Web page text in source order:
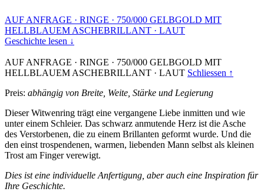
AUF ANFRAGE · RINGE · 750/000 GELBGOLD MIT
HELLBLAUEM ASCHEBRILLANT · LAUT
Geschichte lesen ↓
AUF ANFRAGE · RINGE · 750/000 GELBGOLD MIT
HELLBLAUEM ASCHEBRILLANT · LAUT Schliessen ↑
Preis: abhängig von Breite, Weite, Stärke und Legierung
Dieser Witwenring trägt eine vergangene Liebe inmitten und wie
unter einem Schleier. Das schwarz anmutende Herz ist die Asche
des Verstorbenen, die zu einem Brillanten geformt wurde. Und die
den einst trospendenen, warmen, liebenden Mann selbst als kleinen
Trost am Finger verewigt.
Dies ist eine individuelle Anfertigung, aber auch eine Inspiration für
Ihre Geschichte.